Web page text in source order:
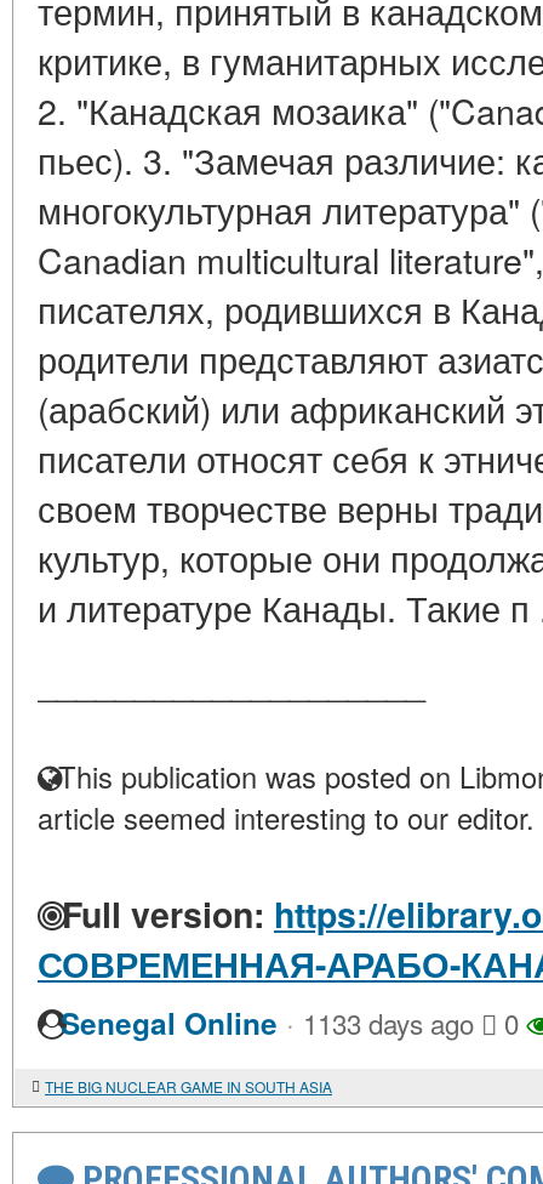
термин, принятый в
критике, в гуманитарных
2. "Канадская мозаика"
пьес). 3. "Замечая различие:
многокультурная
Canadian multicultural
писателях, родившихся в
родители представляют
(арабский) или африканский
писатели относят себя к
своем творчестве верны
культур, которые они
и литературе Канады. Такие
This publication was posted on
article seemed interesting to our editor.
Full version: https://
СОВРЕМЕННАЯ-АРАБО-
Senegal Online · 1133 days ago 0
THE BIG NUCLEAR GAME IN SOUTH ASIA